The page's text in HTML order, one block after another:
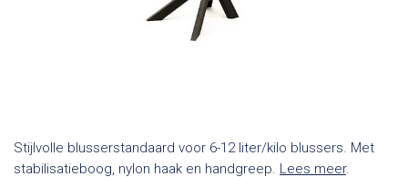
Stijlvolle blusserstandaard voor 6-12 liter/kilo blussers. Met
stabilisatieboog, nylon haak en handgreep. Lees meer.